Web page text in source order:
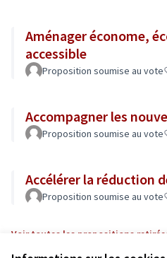
Aménager économe,
accessible
Proposition soumise au vote
Accompagner les
Proposition soumise au vote
Accélérer la réduction
Proposition soumise au vote
Voir toutes les propositions